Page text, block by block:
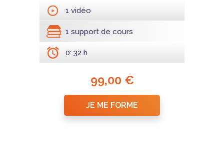
1 vidéo
1 support de cours
0: 32 h
99,00 €
JE ME FORME